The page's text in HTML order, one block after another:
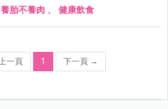
養胎不養肉 、 健康飲食
上一頁 1 下一頁 →